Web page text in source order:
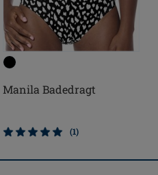
Manila Badedragt
(1)